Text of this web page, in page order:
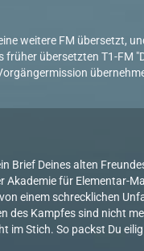
weitere FM übersetzt,
früher übersetzten T1-FM
Brief Deines alten
Akademie für Elementar-
einem schrecklichen
des Kampfes sind nicht
im Stich. So packst Du